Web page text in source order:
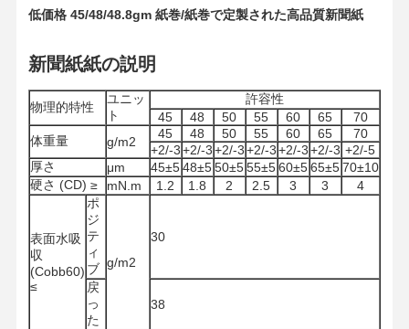
低価格 45/48/48.8gm 紙巻/紙巻で定製された高品質新聞紙
新聞紙紙の説明
物理的特性
ユニッ
ト
許容性
45
48 50 55 60 65
70
体重量
g/m2
45 48 50 55 60 65
70
+2/-3+2/-3+2/-3+2/-3+2/-3+2/-3 +2/-5
厚さ
μm 45±5 48±5 50±5 55±5 60±5 65±570±10
硬さ (CD) ≥
mN.m 1.2 1.8 2 2.5 3 3 4
表面水吸
収
(Cobb60)
≤
ポ
ジ
テ
ィ
ブ g/m2
30
戻
っ
た
38